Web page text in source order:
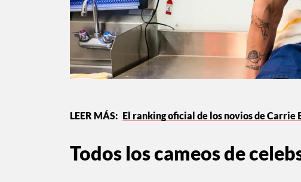
El ranking oficial de los novios de Carrie
Todos los cameos de